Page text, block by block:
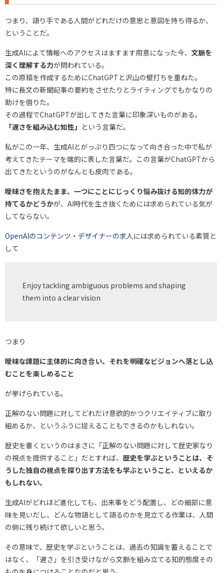
つまり、語り手である人間がどれだけの意思と意図を持ち得るか、
ということだ。
生成AIによて情報へのアクセスはますます用意になった今、 文脈を
深く理解する力が問われている。
この原稿を作成するためにChatGPTと沢山の壁打ちを重ねた。
特に長文の新聞記事の要約をさせたりとライティングでもかなりの
助けを借りた。
その過程でChatGPTが出してきた言葉に印象深いものがある。
「遅さを組み込む知性」 という言葉だ。
私がこの一年、生成AIとがっぷり四つになって向き合った中で私が
考えてきたテーマを端的に表した言葉だ。この言葉がChatGPTから
出てきたというのがなんとも皮肉である。
曖昧さを抱えたまま、一つにことにじっくり悩み抜ける知的体力が
持てるかどうかが、AI時代を生き抜くためには求められている気が
してならない。
OpenAIのコンテンツ・デザイナーの求人には求められている素質と
して
Enjoy tackling ambiguous problems and shaping
them into a clear vision
つまり
曖昧な課題に主体的に向き合い、それを明確なビジョンへ落とし込
むことを楽しめること
が挙げられている。
正解のない問題に対してどれだけ意欲的かつクリエイティブに取り
組めるか、というふうに捉えることもできるのかもしれない。
歴史を書くというのはまさに「正解のない問題に対して歴史家なり
の視点を提供すること」だとすれば、 歴史を学ぶということは、そ
うした独自の視点を探り出す方法をも学ぶということ、といえるか
もしれない。
生成AIがどれほど進化しても、出来事をどう配置し、どの細部に意
味を見いだし、どんな物語として語るのかを見立てる作業は、人間
の側に残り続けて欲しいと思う。
その意味で、歴史を学ぶということは、過去の知識を蓄えることで
はなく、「遅さ」を引き受けながら文脈を組み立てる知的態度その